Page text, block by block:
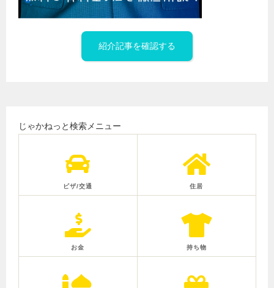
紹介記事を確認する
じゃかねっと検索メニュー
ビザ/交通 住居
お金 持ち物